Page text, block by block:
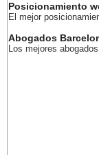
Posicionamiento
El mejor
Abogados
Los mejores